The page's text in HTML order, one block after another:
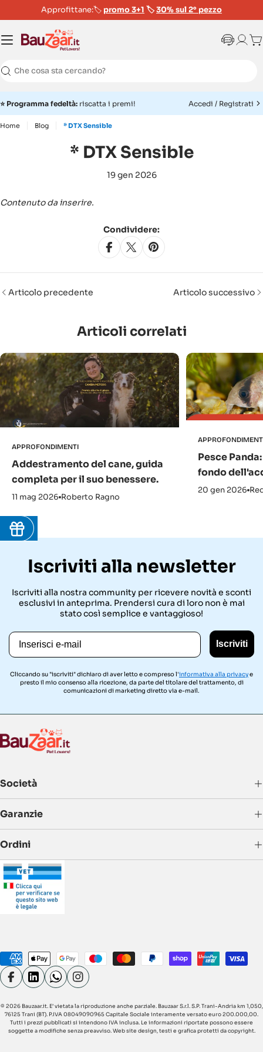
Approfittane:🏷️ promo 3+1 🏷️30% sul 2° pezzo
Ricerca
⭐ Programma fedeltà: riscatta i premi! Accedi / Registrati
Home Blog * DTX Sensible
* DTX Sensible
19 gen 2026
Contenuto da inserire.
Condividere:
Articolo precedente Articolo successivo
Articoli correlati
APPROFONDIMENTI
Addestramento del cane, guida
completa per il suo benessere.
11 mag 2026 Roberto Ragno
Pesce
fondo
20 gen 2026
Iscriviti alla newsletter
Iscriviti alla nostra community per ricevere novità e sconti
esclusivi in anteprima. Prendersi cura di loro non è mai
stato così semplice e vantaggioso!
Email
Iscriviti
Cliccando su "iscriviti" dichiaro di aver letto e compreso l'informativa alla privacye
presto il mio consenso alla ricezione, da parte del titolare del trattamento, di
comunicazioni di marketing diretto via e-mail.
Società
Garanzie
Ordini
Metodi
di
pagamento
Facebook
LinkedinWhatsappInstagram
© 2026 Bauzaar.it. E’ vietata la riproduzione anche parziale. Bauzaar S.r.l. S.P. Trani-Andria km 1,050,
76125 Trani (BT). P.IVA 08049090965 Capitale Sociale interamente versato euro 200.000,00.
Tutti i prezzi pubblicati si intendono IVA inclusa. Le informazioni riportate possono essere
soggette a modifiche senza preavviso. Web site design, testi e grafica protetti da copyright.
10